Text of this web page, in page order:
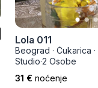
Lola 011
Beograd · Čukarica ·
Studio·2 Osobe
31 € noćenje